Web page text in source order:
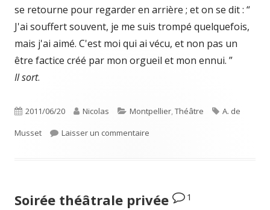
se retourne pour regarder en arrière ; et on se dit : “
J'ai souffert souvent, je me suis trompé quelquefois,
mais j'ai aimé. C'est moi qui ai vécu, et non pas un
être factice créé par mon orgueil et mon ennui. ”
Il sort.
Publié
le
2011/06/20 Auteur
Nicolas Catégories
Montpellier,Théâtre Étiquettes
A. de
Musset
Laisser un commentaire
Soirée théâtrale privée 1